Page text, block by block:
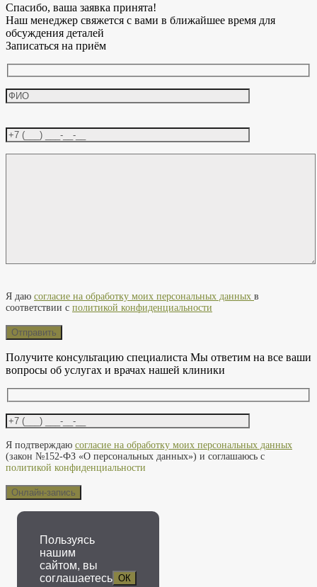
Спасибо, ваша заявка принята!
Наш менеджер свяжется с вами в ближайшее время для
обсуждения деталей
Записаться на приём
Я даю согласие на обработку моих персональных данных в
соответствии с политикой конфиденциальности
Получите консультацию специалиста Мы ответим на все ваши
вопросы об услугах и врачах нашей клиники
Я подтверждаю согласие на обработку моих персональных данных
(закон №152-ФЗ «О персональных данных») и соглашаюсь с
политикой конфиденциальности
Пользуясь
нашим
сайтом, вы
соглашаетесь ОК